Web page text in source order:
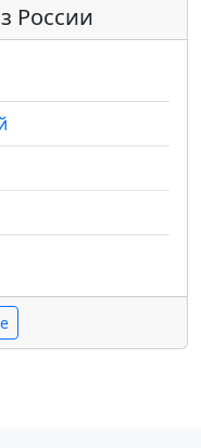
России